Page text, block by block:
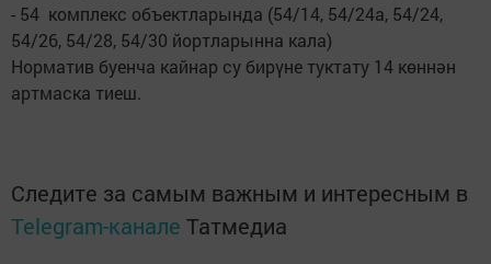
- 54 комплекс объектларында (54/14, 54/24а, 54/24,
54/26, 54/28, 54/30 йортларынна кала)
Норматив буенча кайнар су бирүне туктату 14 көннән
артмаска тиеш.
Следите за самым важным и интересным в
Telegram-канале Татмедиа